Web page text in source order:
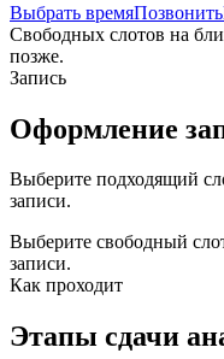
Выбрать времяПозвонить
Свободных слотов на
позже.
Запись
Оформление
Выберите подходящий
записи.
Выберите свободный
записи.
Как проходит
Этапы сдачи